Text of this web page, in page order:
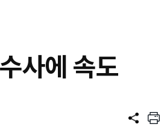
사에 속도
공
프